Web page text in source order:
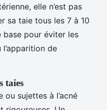
elle n’est pas
sa taie tous les 7 à 10
base pour éviter les
de
taies
ou sujettes à l’acné